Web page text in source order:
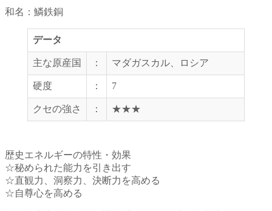
和名：鱗鉄銅
データ
主な原産国 ： マダガスカル、ロシア
硬度 ： 7
クセの強さ ： ★★★
歴史エネルギーの特性・効果
☆秘められた能力を引き出す
☆直観力、洞察力、決断力を高める
☆自尊心を高める